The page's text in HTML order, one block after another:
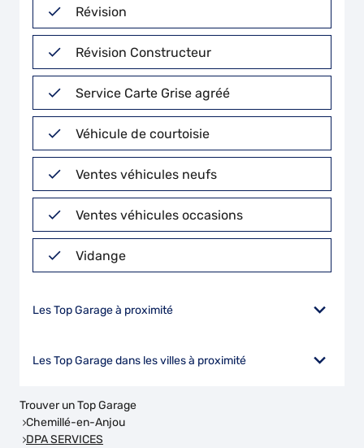
Révision
Révision Constructeur
Service Carte Grise agréé
Véhicule de courtoisie
Ventes véhicules neufs
Ventes véhicules occasions
Vidange
Les Top Garage à proximité
Les Top Garage dans les villes à proximité
Trouver un Top Garage
Chemillé-en-Anjou
DPA SERVICES